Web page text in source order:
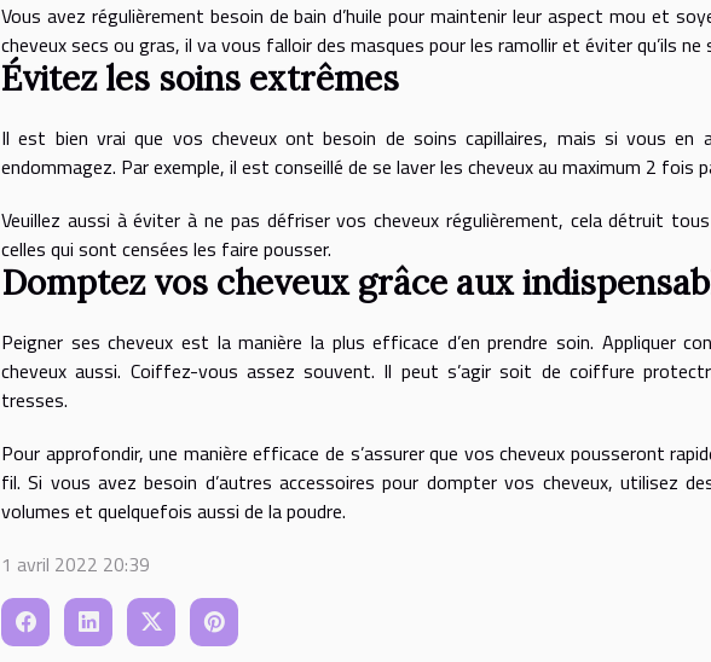
Vous avez régulièrement besoin de bain d’huile pour maintenir leur aspect mou et
cheveux secs ou gras, il va vous falloir des masques pour les ramollir et éviter qu’ils ne
Évitez les soins extrêmes
Il est bien vrai que vos cheveux ont besoin de soins capillaires, mais si vous en
endommagez. Par exemple, il est conseillé de se laver les cheveux au maximum 2 fois
Veuillez aussi à éviter à ne pas défriser vos cheveux régulièrement, cela détruit
celles qui sont censées les faire pousser.
Domptez vos cheveux grâce aux
Peigner ses cheveux est la manière la plus efficace d’en prendre soin. Appliquer
cheveux aussi. Coiffez-vous assez souvent. Il peut s’agir soit de coiffure
tresses.
Pour approfondir, une manière efficace de s’assurer que vos cheveux pousseront
fil. Si vous avez besoin d’autres accessoires pour dompter vos cheveux, utilisez
volumes et quelquefois aussi de la poudre.
1 avril 2022 20:39